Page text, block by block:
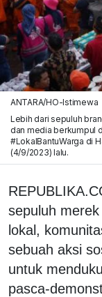
ANTARA/HO-Istimewa
Lebih dari sepuluh
dan media berkumpul
#LokalBantuWarga di
(4/9/2023) lalu.
sepuluh
lokal,
sebuah aksi
untuk
pasca-